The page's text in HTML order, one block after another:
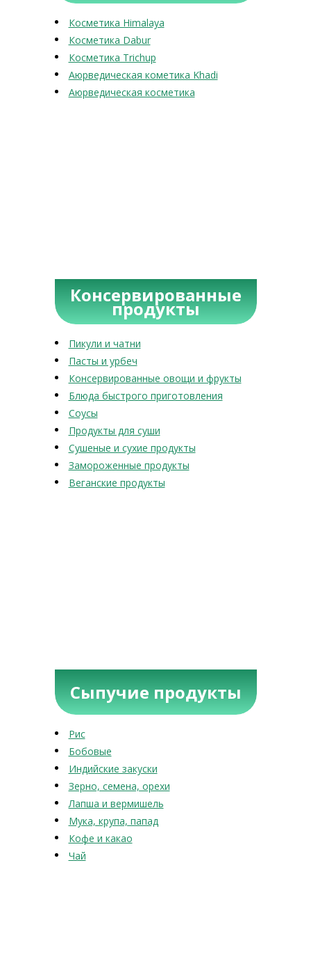
Косметика Himalaya
Косметика Dabur
Косметика Trichup
Аюрведическая кометика Khadi
Аюрведическая косметика
Консервированные
продукты
Пикули и чатни
Пасты и урбеч
Консервированные овощи и фрукты
Блюда быстрого приготовления
Соусы
Продукты для суши
Сушеные и сухие продукты
Замороженные продукты
Веганские продукты
Сыпучие продукты
Рис
Бобовые
Индийские закуски
Зерно, семена, орехи
Лапша и вермишель
Мука, крупа, папад
Кофе и какао
Чай